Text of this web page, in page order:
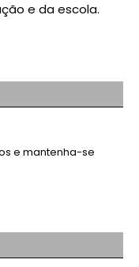
e da escola.
e mantenha-se